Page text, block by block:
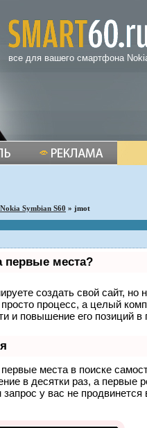
все для вашего смартфона
Symbian S60 » jmot
первые места?
создать свой сайт, но
процесс, а целый
и повышение его позиций в
места в поиске
в десятки раз, а первые
у вас не